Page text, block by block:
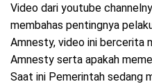
Video dari youtube
membahas pentingnya
Amnesty, video ini bercerita
Amnesty serta apakah
Saat ini Pemerintah sedang